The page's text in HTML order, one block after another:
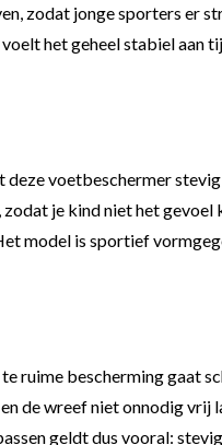
zodat jonge sporters er
het geheel stabiel aan
deze voetbeschermer
je kind niet het
model is sportief
ruime bescherming gaat
de wreef niet onnodig vrij
geldt dus vooral: